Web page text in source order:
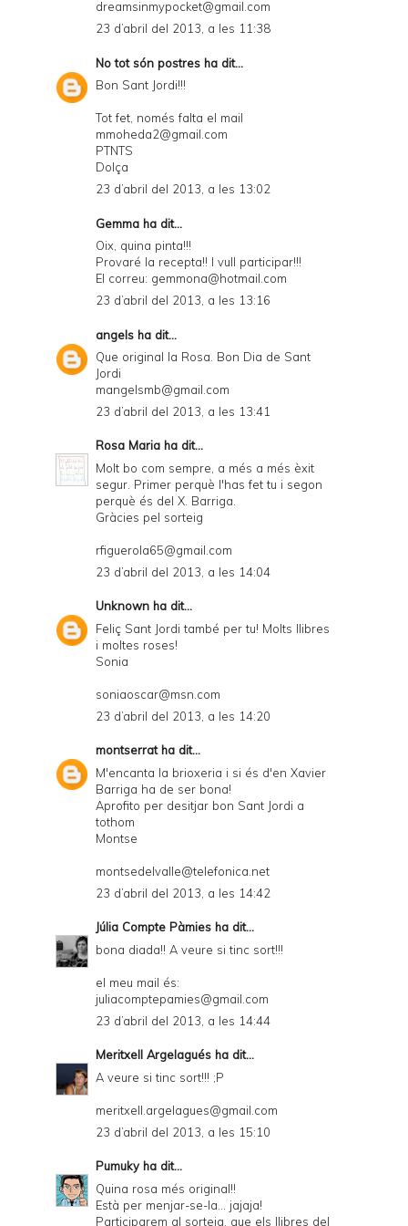
dreamsinmypocket@gmail.com
23 d’abril del 2013, a les 11:38
No tot són postres ha dit...
Bon Sant Jordi!!!
Tot fet, només falta el mail
mmoheda2@gmail.com
PTNTS
Dolça
23 d’abril del 2013, a les 13:02
Gemma ha dit...
Oix, quina pinta!!!
Provaré la recepta!! I vull participar!!!
El correu: gemmona@hotmail.com
23 d’abril del 2013, a les 13:16
angels ha dit...
Que original la Rosa. Bon Dia de Sant
Jordi
mangelsmb@gmail.com
23 d’abril del 2013, a les 13:41
Rosa Maria ha dit...
Molt bo com sempre, a més a més èxit
segur. Primer perquè l'has fet tu i segon
perquè és del X. Barriga.
Gràcies pel sorteig
rfiguerola65@gmail.com
23 d’abril del 2013, a les 14:04
Unknown ha dit...
Feliç Sant Jordi també per tu! Molts llibres
i moltes roses!
Sonia
soniaoscar@msn.com
23 d’abril del 2013, a les 14:20
montserratha dit...
M'encanta la brioxeria i si és d'en Xavier
Barriga ha de ser bona!
Aprofito per desitjar bon Sant Jordi a
tothom
Montse
montsedelvalle@telefonica.net
23 d’abril del 2013, a les 14:42
Júlia Compte Pàmies ha dit...
bona diada!! A veure si tinc sort!!!
el meu mail és:
juliacomptepamies@gmail.com
23 d’abril del 2013, a les 14:44
Meritxell Argelagués ha dit...
A veure si tinc sort!!! ;P
meritxell.argelagues@gmail.com
23 d’abril del 2013, a les 15:10
Pumukyha dit...
Quina rosa més original!!
Està per menjar-se-la... jajaja!
Participarem al sorteig, que els llibres del